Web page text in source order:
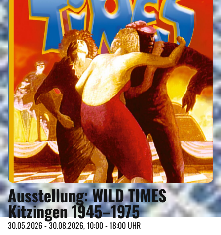
REGIONEN
ORTE
EVENTS
REISEFÜHRER
REISEMAGAZINE
THEMEN
ANGEBOTE
Ausstellung: WILD TIMES
Kitzingen 1945–1975
30.05.2026 - 30.08.2026, 10:00 - 18:00 UHR